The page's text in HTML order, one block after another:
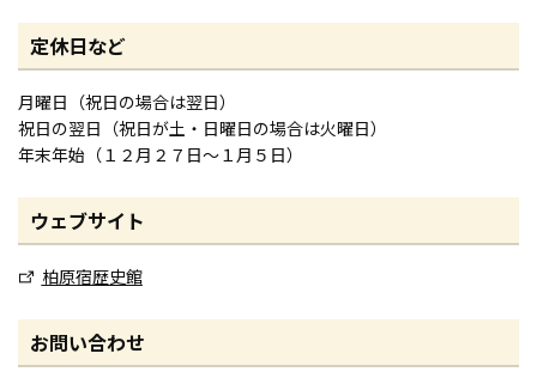
定休日など
月曜日（祝日の場合は翌日）
祝日の翌日（祝日が土・日曜日の場合は火曜日）
年末年始（１２月２７日〜１月５日）
ウェブサイト
柏原宿歴史館
お問い合わせ